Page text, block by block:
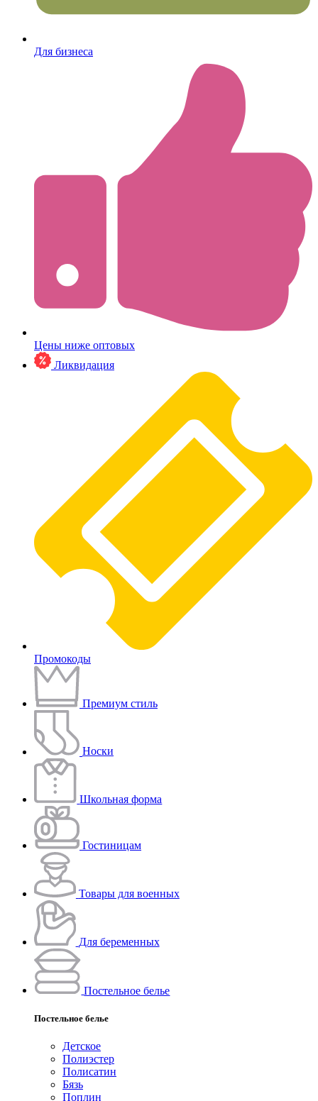
Для бизнеса
Цены ниже оптовых
Ликвидация
Промокоды
Премиум стиль
Носки
Школьная форма
Гостиницам
Товары для военных
Для беременных
Постельное белье
Постельное белье
Детское
Полиэстeр
Полисатин
Бязь
Поплин